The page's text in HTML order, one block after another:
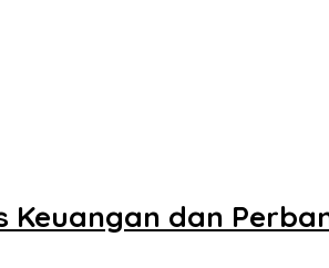
Keuangan dan